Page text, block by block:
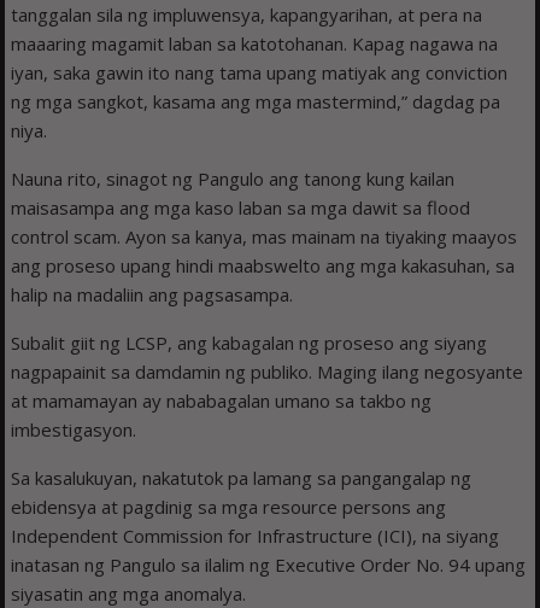
tanggalan sila ng impluwensya, kapangyarihan, at pera na
maaaring magamit laban sa katotohanan. Kapag nagawa na
iyan, saka gawin ito nang tama upang matiyak ang conviction
ng mga sangkot, kasama ang mga mastermind,” dagdag pa
niya.
Nauna rito, sinagot ng Pangulo ang tanong kung kailan
maisasampa ang mga kaso laban sa mga dawit sa flood
control scam. Ayon sa kanya, mas mainam na tiyaking maayos
ang proseso upang hindi maabswelto ang mga kakasuhan, sa
halip na madaliin ang pagsasampa.
Subalit giit ng LCSP, ang kabagalan ng proseso ang siyang
nagpapainit sa damdamin ng publiko. Maging ilang negosyante
at mamamayan ay nababagalan umano sa takbo ng
imbestigasyon.
Sa kasalukuyan, nakatutok pa lamang sa pangangalap ng
ebidensya at pagdinig sa mga resource persons ang
Independent Commission for Infrastructure (ICI), na siyang
inatasan ng Pangulo sa ilalim ng Executive Order No. 94 upang
siyasatin ang mga anomalya.